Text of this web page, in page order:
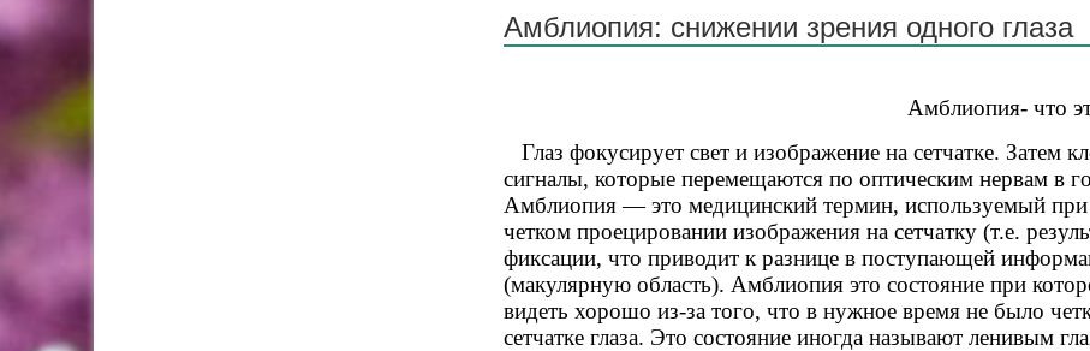
Амблиопия: снижении зрения одного глаза
Амблиопия- что
Глаз фокусирует свет и изображение на сетчатке. Затем
сигналы, которые перемещаются по оптическим нервам в
Амблиопия — это медицинский термин, используемый при
четком проецировании изображения на сетчатку (т.е.
фиксации, что приводит к разнице в поступающей
(макулярную область). Амблиопия это состояние при
видеть хорошо из-за того, что в нужное время не было
сетчатке глаза. Это состояние иногда называют ленивым